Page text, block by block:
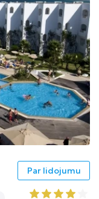
Par lidojumu